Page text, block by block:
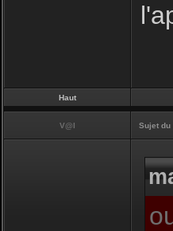
Haut
V@l Sujet du